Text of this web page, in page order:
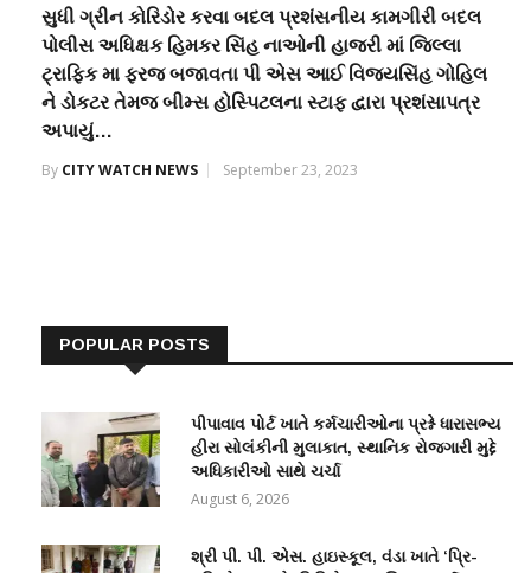
સુધી ગ્રીન કોરિડોર કરવા બદલ પ્રશંસનીય કામગીરી બદલ
પોલીસ અધિક્ષક હિમકર સિંહ નાઓની હાજરી માં જિલ્લા
ટ્રાફિક મા ફરજ બજાવતા પી એસ આઈ વિજયસિંહ ગોહિલ
ને ડોકટર તેમજ બીમ્સ હોસ્પિટલના સ્ટાફ દ્વારા પ્રશંસાપત્ર
અપાયું…
By CITY WATCH NEWS September 23, 2023
POPULAR POSTS
પીપાવાવ પોર્ટ ખાતે કર્મચારીઓના પ્રશ્ને ધારાસભ્ય
હીરા સોલંકીની મુલાકાત, સ્થાનિક રોજગારી મુદ્દે
અધિકારીઓ સાથે ચર્ચા
August 6, 2026
શ્રી પી. પી. એસ. હાઇસ્કૂલ, વંડા ખાતે ‘પ્રિ-